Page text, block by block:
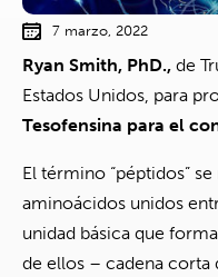
7 marzo, 2022
Ryan Smith, PhD., de
Estados Unidos, para
Tesofensina para el
El término “péptidos”
aminoácidos unidos
unidad básica que
de ellos – cadena corta